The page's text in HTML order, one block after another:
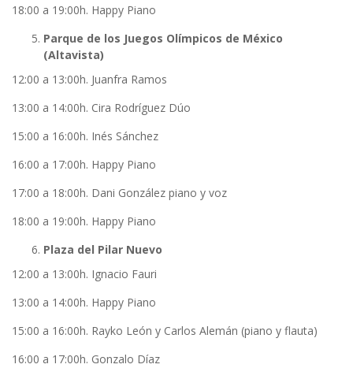
18:00 a 19:00h. Happy Piano
Parque de los Juegos Olímpicos de México
(Altavista)
12:00 a 13:00h. Juanfra Ramos
13:00 a 14:00h. Cira Rodríguez Dúo
15:00 a 16:00h. Inés Sánchez
16:00 a 17:00h. Happy Piano
17:00 a 18:00h. Dani González piano y voz
18:00 a 19:00h. Happy Piano
Plaza del Pilar Nuevo
12:00 a 13:00h. Ignacio Fauri
13:00 a 14:00h. Happy Piano
15:00 a 16:00h. Rayko León y Carlos Alemán (piano y flauta)
16:00 a 17:00h. Gonzalo Díaz